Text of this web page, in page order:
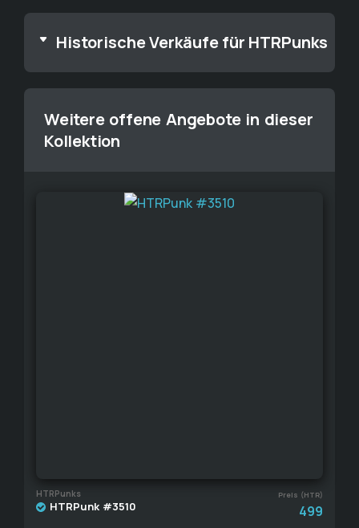
Historische Verkäufe für HTRPunks
Weitere offene Angebote in dieser
Kollektion
HTRPunks Preis (HTR)
HTRPunk #3510 499